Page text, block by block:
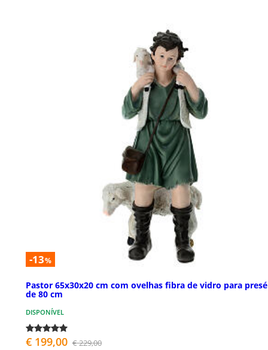
-13%
Pastor 65x30x20 cm com ovelhas fibra de vidro para
de 80 cm
DISPONÍVEL
€ 199,00 € 229,00